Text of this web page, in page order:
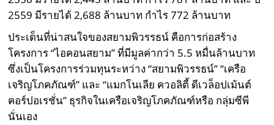
2559 มีรายได้ 2,688 ล้านบาท กำไร 772 ล้านบาท
ประเด็นที่น่าสนใจของสยามพิวรรธน์ คือการก่อสร้าง
โครงการ “ไอคอนสยาม” ที่มีมูลค่ากว่า 5.5 หมื่นล้านบาท
ซึ่งเป็นโครงการร่วมทุนระหว่าง “สยามพิวรรธน์” “เครือ
เจริญโภคภัณฑ์” และ “แมกโนเลีย ควอลิตี้ ดีเวล็อปเม้นต์
คอร์ปอเรชั่น” ธุรกิจในเครือเจริญโภคภัณฑ์หรือ กลุ่มซีพี
นั่นเอง